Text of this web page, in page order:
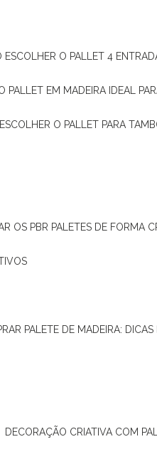
ESCOLHER O PALLET 4
PALLET EM MADEIRA IDEAL
ESCOLHER O PALLET PARA
OS PBR PALETES DE FORMA
PALETE DE MADEIRA:
DECORAÇÃO CRIATIVA COM